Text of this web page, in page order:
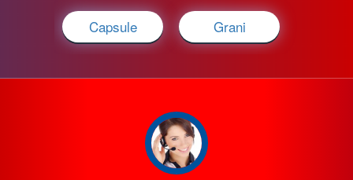
Capsule Grani